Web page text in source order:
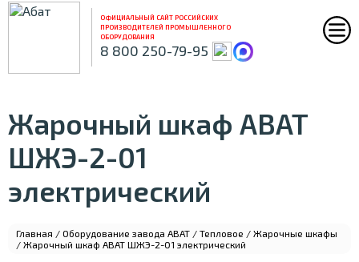
ОФИЦИАЛЬНЫЙ САЙТ РОССИЙСКИХ
ПРОИЗВОДИТЕЛЕЙ ПРОМЫШЛЕННОГО
ОБОРУДОВАНИЯ
8 800 250-79-95
Жарочный шкаф ABAT
ШЖЭ-2-01
электрический
Главная / Оборудование завода ABAT / Тепловое / Жарочные шкафы
/ Жарочный шкаф ABAT ШЖЭ-2-01 электрический